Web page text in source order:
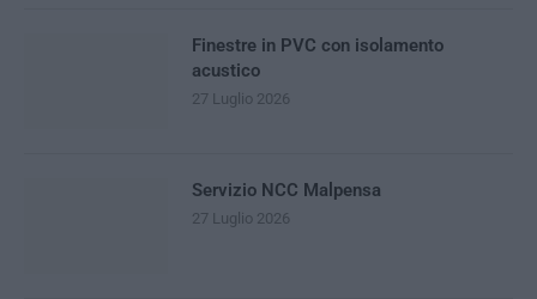
Finestre in PVC con isolamento
acustico
27 Luglio 2026
Servizio NCC Malpensa
27 Luglio 2026